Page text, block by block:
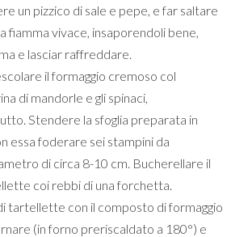
un pizzico di sale e pepe, e far saltare
fiamma vivace, insaporendoli bene,
e lasciar raffreddare.
il formaggio cremoso col
di mandorle e gli spinaci,
Stendere la sfoglia preparata in
essa foderare sei stampini da
di circa 8-10 cm. Bucherellare il
coi rebbi di una forchetta.
tartellette con il composto di formaggio
(in forno preriscaldato a 180°) e